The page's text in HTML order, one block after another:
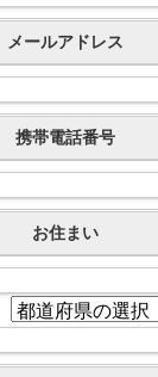
メールアドレス
携帯電話番号
お住まい